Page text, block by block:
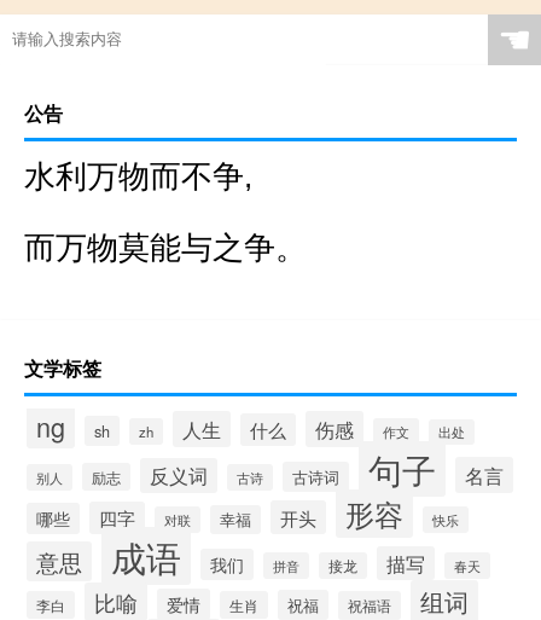
☚
公告
水利万物而不争,
而万物莫能与之争。
文学标签
ng sh zh 人生 什么 伤感 作文 出处
别人 励志 反义词 古诗 古诗词 句子 名言
哪些 四字 对联 幸福 开头 形容 快乐
意思 成语 我们 拼音 接龙 描写 春天
李白 比喻 爱情 生肖 祝福 祝福语 组词